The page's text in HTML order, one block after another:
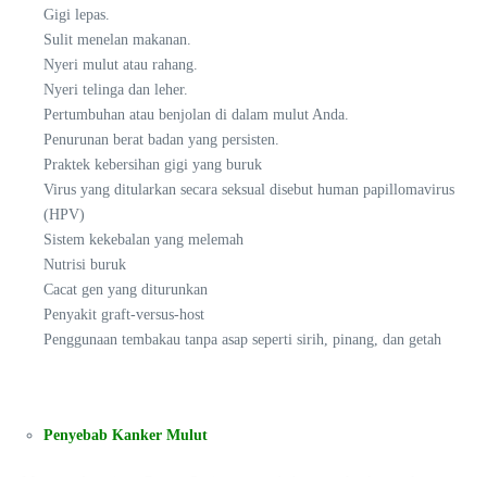
Gigi lepas.
Sulit menelan makanan.
Nyeri mulut atau rahang.
Nyeri telinga dan leher.
Pertumbuhan atau benjolan di dalam mulut Anda.
Penurunan berat badan yang persisten.
Praktek kebersihan gigi yang buruk
Virus yang ditularkan secara seksual disebut human papillomavirus
(HPV)
Sistem kekebalan yang melemah
Nutrisi buruk
Cacat gen yang diturunkan
Penyakit graft-versus-host
Penggunaan tembakau tanpa asap seperti sirih, pinang, dan getah
Penyebab Kanker Mulut